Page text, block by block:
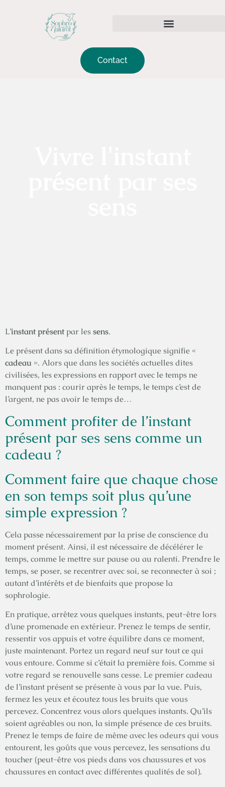
Contact
L’instant présent par lessens.
Le présent dans sa définition étymologique signifie «
cadeau ». Alors que dans les sociétés actuelles dites
civilisées, les expressions en rapport avec le temps ne
manquent pas : courir après le temps, le temps c’est de
l’argent, ne pas avoir le temps de…
Comment profiter de l’instant
présent par ses sens comme un
cadeau ?
Comment faire que chaque chose
en son temps soit plus qu’une
simple expression ?
Cela passe nécessairement par la prise de conscience du
moment présent. Ainsi, il est nécessaire de décélérer le
temps, comme le mettre sur pause ou au ralenti. Prendre le
temps, se poser, se recentrer avec soi, se reconnecter à soi ;
autant d’intérêts et de bienfaits que propose la
sophrologie.
En pratique, arrêtez vous quelques instants, peut-être lors
d’une promenade en extérieur. Prenez le temps de sentir,
ressentir vos appuis et votre équilibre dans ce moment,
juste maintenant. Portez un regard neuf sur tout ce qui
vous entoure. Comme si c’était la première fois. Comme si
votre regard se renouvelle sans cesse. Le premier cadeau
de l’instant présent se présente à vous par la vue. Puis,
fermez les yeux et écoutez tous les bruits que vous
percevez. Concentrez vous alors quelques instants. Qu’ils
soient agréables ou non, la simple présence de ces bruits.
Prenez le temps de faire de même avec les odeurs qui vous
entourent, les goûts que vous percevez, les sensations du
toucher (peut-être vos pieds dans vos chaussures et vos
chaussures en contact avec différentes qualités de sol).